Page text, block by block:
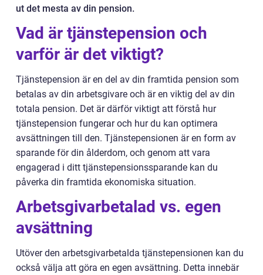
ut det mesta av din pension.
Vad är tjänstepension och
varför är det viktigt?
Tjänstepension är en del av din framtida pension som
betalas av din arbetsgivare och är en viktig del av din
totala pension. Det är därför viktigt att förstå hur
tjänstepension fungerar och hur du kan optimera
avsättningen till den. Tjänstepensionen är en form av
sparande för din ålderdom, och genom att vara
engagerad i ditt tjänstepensionssparande kan du
påverka din framtida ekonomiska situation.
Arbetsgivarbetalad vs. egen
avsättning
Utöver den arbetsgivarbetalda tjänstepensionen kan du
också välja att göra en egen avsättning. Detta innebär